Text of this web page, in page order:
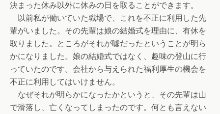
決まった休み以外に休みの日を取ることができます。
以前私が働いていた職場で、これを不正に利用した先
輩がいました。その先輩は娘の結婚式を理由に、有休を
取りました。ところがそれが嘘だったということが明ら
かになりました。娘の結婚式ではなく、趣味の登山に行
っていたのです。会社から与えられた福利厚生の機会を
不正に利用してはいけません。
なぜそれが明らかになったかというと、その先輩は山
で滑落し、亡くなってしまったのです。何とも言えない